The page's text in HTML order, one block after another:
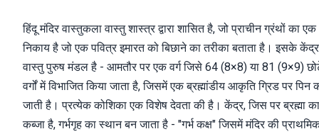
हिंदू मंदिर वास्तुकला वास्तु शास्त्र द्वारा शासित है, जो प्राचीन ग्रंथों का एक
निकाय है जो एक पवित्र इमारत को बिछाने का तरीका बताता है। इसके
वास्तु पुरुष मंडल है - आमतौर पर एक वर्ग जिसे 64 (8×8) या 81 (9×9)
वर्गों में विभाजित किया जाता है, जिसमें एक ब्रह्मांडीय आकृति ग्रिड पर पिन
जाती है। प्रत्येक कोशिका एक विशेष देवता की है। केंद्र, जिस पर ब्रह्मा का
कब्जा है, गर्भगृह का स्थान बन जाता है - "गर्भ कक्ष" जिसमें मंदिर की